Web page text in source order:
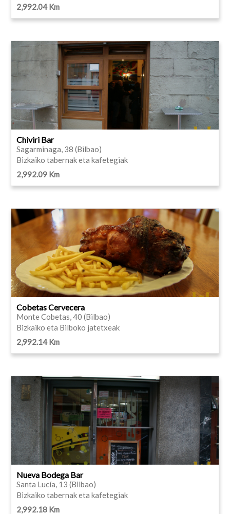
2,992.04 Km
Chiviri Bar
Sagarminaga, 38 (Bilbao)
Bizkaiko tabernak eta kafetegiak
2,992.09 Km
Cobetas Cervecera
Monte Cobetas, 40 (Bilbao)
Bizkaiko eta Bilboko jatetxeak
2,992.14 Km
Nueva Bodega Bar
Santa Lucía, 13 (Bilbao)
Bizkaiko tabernak eta kafetegiak
2,992.18 Km